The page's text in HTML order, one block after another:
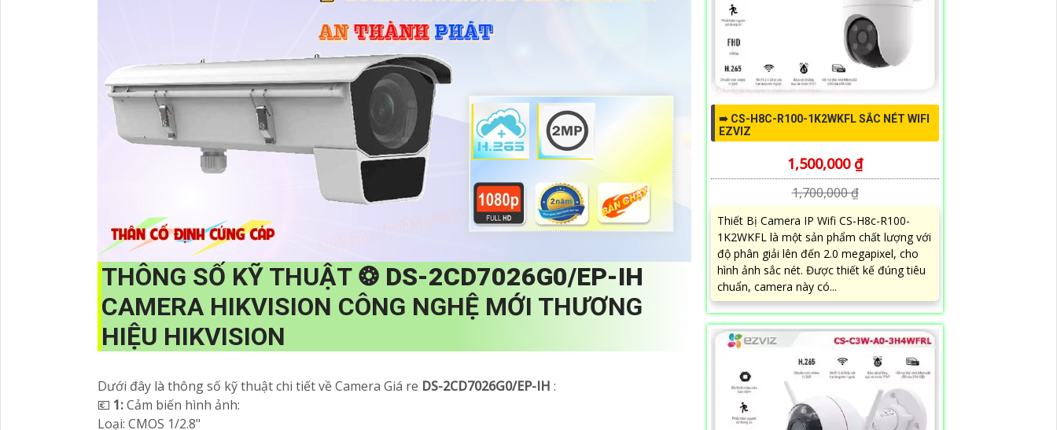
THÔNG SỐ KỸ THUẬT ❂ DS-2CD7026G0/EP-IH
CAMERA HIKVISION CÔNG NGHỆ MỚI THƯƠNG
HIỆU HIKVISION
Dưới đây là thông số kỹ thuật chi tiết về Camera Giá re DS-2CD7026G0/EP-IH :
💶 1:Cảm biến hình ảnh:
Loại: CMOS 1/2.8"
➠ CS-H8C-R100-1K2WKFL SẮC NÉT WIFI
EZVIZ
1,500,000 ₫
1,700,000 ₫
Thiết Bị Camera IP Wifi CS-H8c-R100-
1K2WKFL là một sản phẩm chất lượng với
độ phân giải lên đến 2.0 megapixel, cho
hình ảnh sắc nét. Được thiết kế đúng tiêu
chuẩn, camera này có...